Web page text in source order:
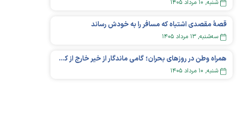
شنبه, ۱۰ مرداد ۱۴۰۵
قصهٔ مقصدی اشتباه که مسافر را به خودش رساند
سه‌شنبه, ۱۳ مرداد ۱۴۰۵
همراه وطن در روزهای بحران؛ گامی ماندگار از خیر خارج از کشور در عرصه سلامت
شنبه, ۱۰ مرداد ۱۴۰۵